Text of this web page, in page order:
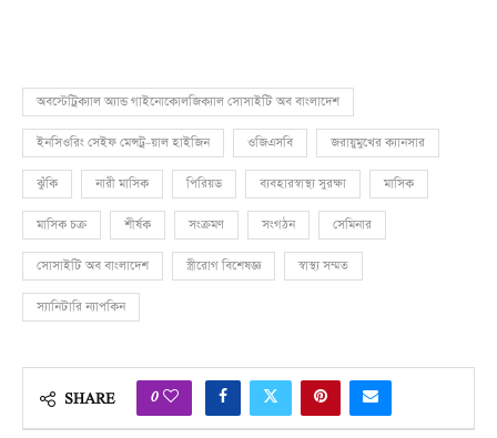
অবস্টেট্রিক্যাল অ্যান্ড গাইনোকোলজিক্যাল সোসাইটি অব বাংলাদেশ
ইনসিওরিং সেইফ মেন্সট্র–য়াল হাইজিন ওজিএসবি জরায়ুমুখের ক্যানসার
ঝুঁকি নারী মাসিক পিরিয়ড ব্যবহারস্বাস্থ্য সুরক্ষা মাসিক
মাসিক চক্র শীর্ষক সংক্রমণ সংগঠন সেমিনার
সোসাইটি অব বাংলাদেশ স্ত্রীরোগ বিশেষজ্ঞ স্বাস্থ্য সম্মত
স্যানিটারি ন্যাপকিন
SHARE 0